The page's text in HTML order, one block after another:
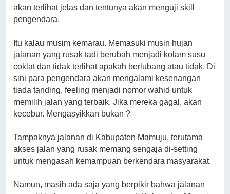
akan terlihat jelas dan tentunya akan menguji skill
pengendara.
Itu kalau musim kemarau. Memasuki musin hujan
jalanan yang rusak tadi berubah menjadi kolam susu
coklat dan tidak terlihat apakah berlubang atau tidak. Di
sini para pengendara akan mengalami kesenangan
tiada tanding, feeling menjadi nomor wahid untuk
memilih jalan yang terbaik. Jika mereka gagal, akan
kecebur. Mengasyikkan bukan ?
Tampaknya jalanan di Kabupaten Mamuju, terutama
akses jalan yang rusak memang sengaja di-setting
untuk mengasah kemampuan berkendara masyarakat.
Namun, masih ada saja yang berpikir bahwa jalanan